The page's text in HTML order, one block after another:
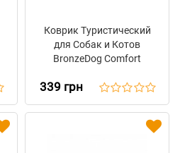
Коврик Туристический
для Собак и Котов
BronzeDog Comfort
Коричневый
339 грн